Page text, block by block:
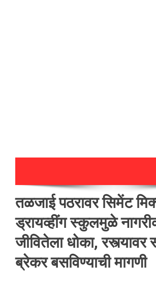
तळजाई पठरावर सिमेंट
ड्रायव्हींग स्कुलमुळे
जीवितेला धोका, रस्त्यावर
ब्रेकर बसविण्याची मागणी